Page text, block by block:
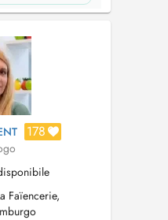
178
Faïencerie,